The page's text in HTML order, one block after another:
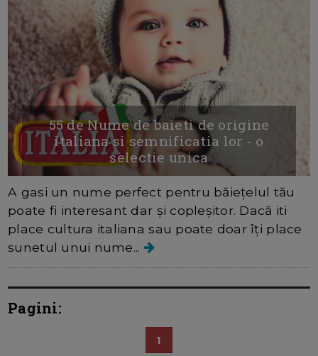
55 de Nume de baieti de origine
italiana si semnificatia lor - o
selectie unica
A gasi un nume perfect pentru băiețelul tău
poate fi interesant dar și copleșitor. Dacă iti
place cultura italiana sau poate doar îți place
sunetul unui nume...
Pagini:
1